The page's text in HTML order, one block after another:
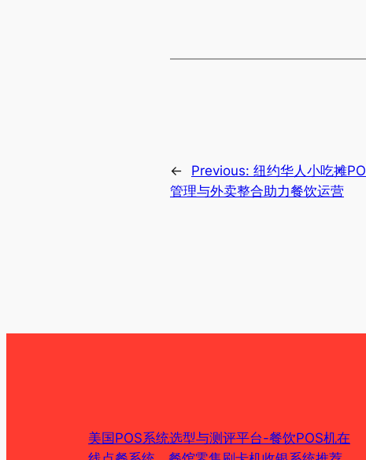
← Previous: 纽约华人小吃摊
管理与外卖整合助力餐饮运营
美国POS系统选型与测评平台-餐饮POS机在